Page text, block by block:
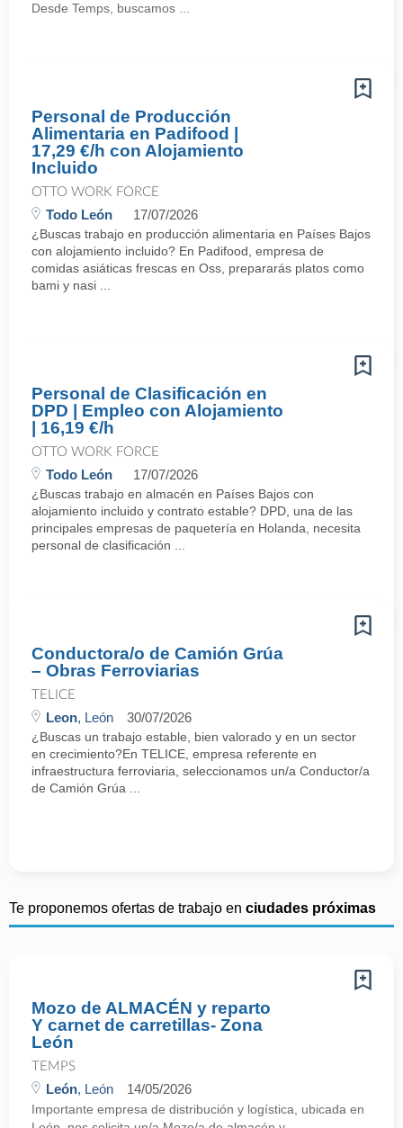
Desde Temps, buscamos ...
Personal de Producción
Alimentaria en Padifood |
17,29 €/h con Alojamiento
Incluido
OTTO WORK FORCE
Todo León 17/07/2026
¿Buscas trabajo en producción alimentaria en Países Bajos
con alojamiento incluido? En Padifood, empresa de
comidas asiáticas frescas en Oss, prepararás platos como
bami y nasi ...
Personal de Clasificación en
DPD | Empleo con Alojamiento
| 16,19 €/h
OTTO WORK FORCE
Todo León 17/07/2026
¿Buscas trabajo en almacén en Países Bajos con
alojamiento incluido y contrato estable? DPD, una de las
principales empresas de paquetería en Holanda, necesita
personal de clasificación ...
Conductora/o de Camión Grúa
– Obras Ferroviarias
TELICE
Leon, León 30/07/2026
¿Buscas un trabajo estable, bien valorado y en un sector
en crecimiento?En TELICE, empresa referente en
infraestructura ferroviaria, seleccionamos un/a Conductor/a
de Camión Grúa ...
Te proponemos ofertas de trabajo en ciudades próximas
Mozo de ALMACÉN y reparto
Y carnet de carretillas- Zona
León
TEMPS
León, León 14/05/2026
Importante empresa de distribución y logística, ubicada en